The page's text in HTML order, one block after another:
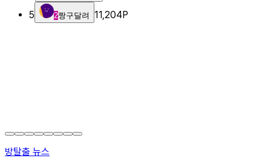
5
2짱구달려 11,204P
방탈출 뉴스